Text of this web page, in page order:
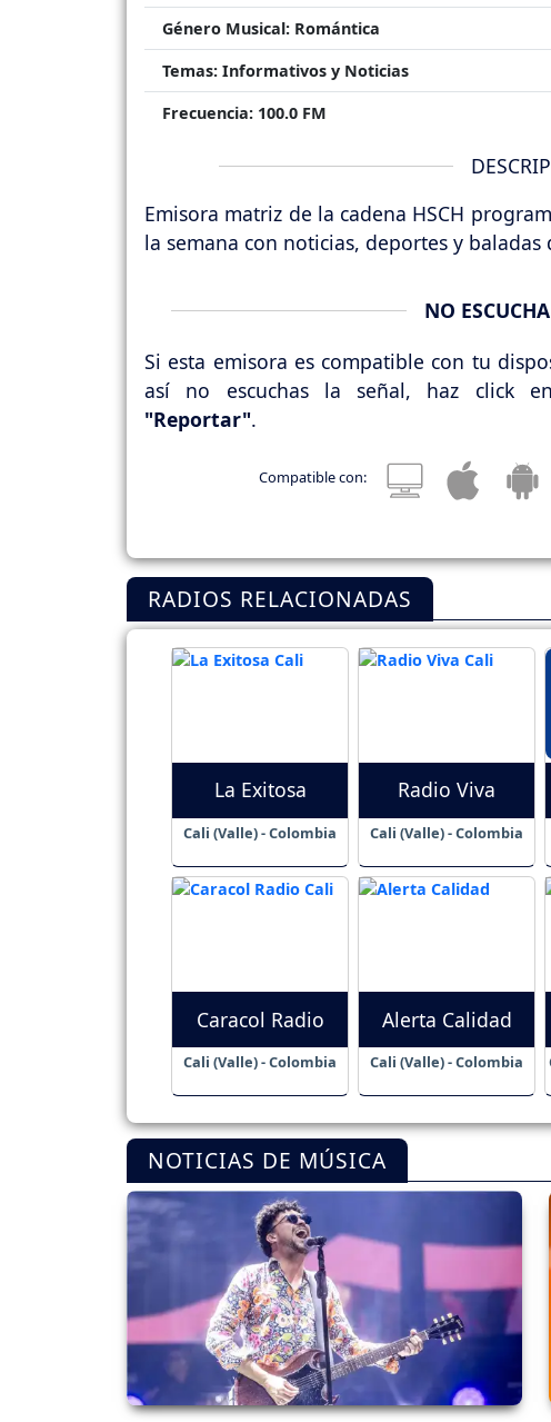
Género Musical: Romántica
Temas: Informativos y Noticias
Frecuencia: 100.0 FM
Emisora matriz de la cadena HSCH
la semana con noticias, deportes y baladas
NO
Si esta emisora es compatible con tu
así no escuchas la señal, haz click
"Reportar".
Compatible con:
RADIOS RELACIONADAS
La Exitosa
Cali (Valle) - Colombia
Radio Viva
Cali (Valle) - Colombia
Caracol Radio
Cali (Valle) - Colombia
Alerta Calidad
Cali (Valle) - Colombia
NOTICIAS DE MÚSICA